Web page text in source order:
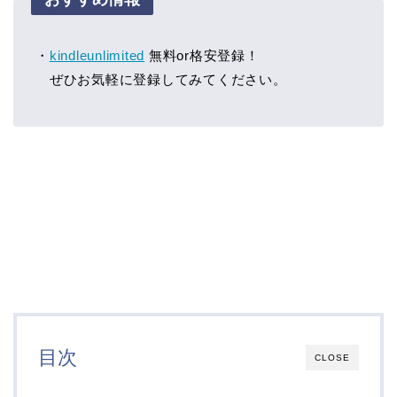
・ kindleunlimited 無料or格安登録！
ぜひお気軽に登録してみてください。
CLOSE
目次